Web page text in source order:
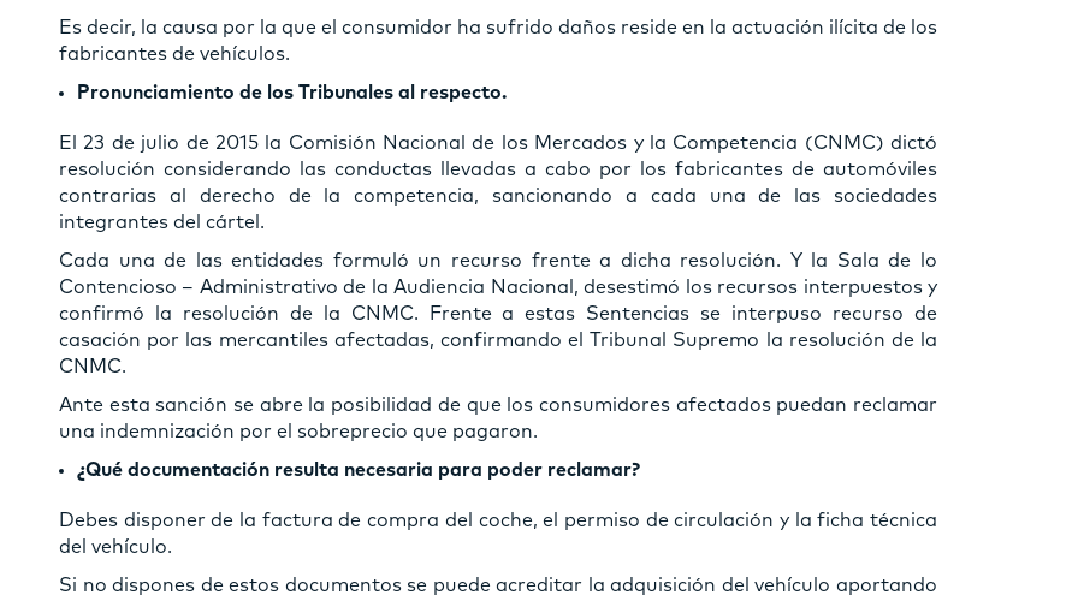
Es decir, la causa por la que el consumidor ha sufrido daños reside en la actuación ilícita de los
fabricantes de vehículos.
Pronunciamiento de los Tribunales al respecto.
El 23 de julio de 2015 la Comisión Nacional de los Mercados y la Competencia (CNMC) dictó
resolución considerando las conductas llevadas a cabo por los fabricantes de automóviles
contrarias al derecho de la competencia, sancionando a cada una de las sociedades
integrantes del cártel.
Cada una de las entidades formuló un recurso frente a dicha resolución. Y la Sala de lo
Contencioso – Administrativo de la Audiencia Nacional, desestimó los recursos interpuestos y
confirmó la resolución de la CNMC. Frente a estas Sentencias se interpuso recurso de
casación por las mercantiles afectadas, confirmando el Tribunal Supremo la resolución de la
CNMC.
Ante esta sanción se abre la posibilidad de que los consumidores afectados puedan reclamar
una indemnización por el sobreprecio que pagaron.
¿Qué documentación resulta necesaria para poder reclamar?
Debes disponer de la factura de compra del coche, el permiso de circulación y la ficha técnica
del vehículo.
Si no dispones de estos documentos se puede acreditar la adquisición del vehículo aportando